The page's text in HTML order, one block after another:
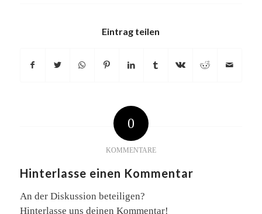
Eintrag teilen
0
KOMMENTARE
Hinterlasse einen Kommentar
An der Diskussion beteiligen?
Hinterlasse uns deinen Kommentar!